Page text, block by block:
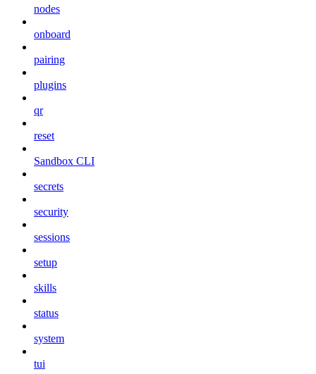
nodes
onboard
pairing
plugins
qr
reset
Sandbox CLI
secrets
security
sessions
setup
skills
status
system
tui